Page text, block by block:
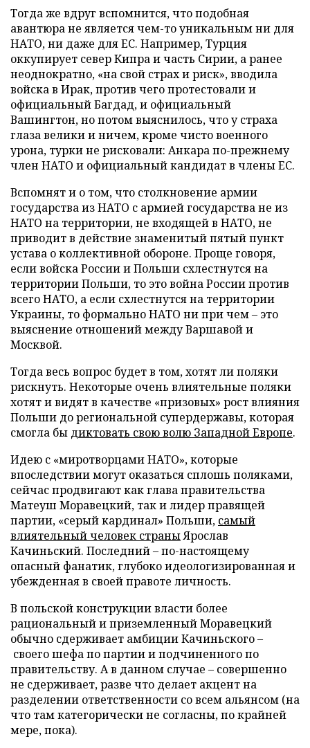
Тогда же вдруг вспомнится, что подобная
авантюра не является чем-то уникальным ни для
НАТО, ни даже для ЕС. Например, Турция
оккупирует север Кипра и часть Сирии, а ранее
неоднократно, «на свой страх и риск», вводила
войска в Ирак, против чего протестовали и
официальный Багдад, и официальный
Вашингтон, но потом выяснилось, что у страха
глаза велики и ничем, кроме чисто военного
урона, турки не рисковали: Анкара по-прежнему
член НАТО и официальный кандидат в члены ЕС.
Вспомнят и о том, что столкновение армии
государства из НАТО с армией государства не из
НАТО на территории, не входящей в НАТО, не
приводит в действие знаменитый пятый пункт
устава о коллективной обороне. Проще говоря,
если войска России и Польши схлестнутся на
территории Польши, то это война России против
всего НАТО, а если схлестнутся на территории
Украины, то формально НАТО ни при чем – это
выяснение отношений между Варшавой и
Москвой.
Тогда весь вопрос будет в том, хотят ли поляки
рискнуть. Некоторые очень влиятельные поляки
хотят и видят в качестве «призовых» рост влияния
Польши до региональной супердержавы, которая
смогла бы диктовать свою волю Западной Европе.
Идею с «миротворцами НАТО», которые
впоследствии могут оказаться сплошь поляками,
сейчас продвигают как глава правительства
Матеуш Моравецкий, так и лидер правящей
партии, «серый кардинал» Польши, самый
влиятельный человек страныЯрослав
Качиньский. Последний – по-настоящему
опасный фанатик, глубоко идеологизированная и
убежденная в своей правоте личность.
В польской конструкции власти более
рациональный и приземленный Моравецкий
обычно сдерживает амбиции Качиньского –
своего шефа по партии и подчиненного по
правительству. А в данном случае – совершенно
не сдерживает, разве что делает акцент на
разделении ответственности со всем альянсом (на
что там категорически не согласны, по крайней
мере, пока).